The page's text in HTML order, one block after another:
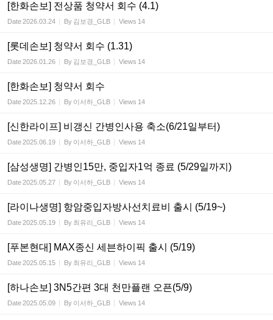
[한화손보] 전상품 청약서 회수 (4.1)
Date2026.03.24 By 김보경_GLB Views 14
[롯데손보] 청약서 회수 (1.31)
Date2026.01.26 By 김보경_GLB Views 14
[한화손보] 청약서 회수
Date2025.12.26 By 이서하_GLB Views 14
[신한라이프] 비갱신 간병인사용 축소(6/21일부터)
Date2025.06.19 By 이서하_GLB Views 14
[삼성생명] 간병인15만, 중입자1억 종료 (5/29일까지)
Date2025.05.27 By 이서하_GLB Views 14
[라이나생명] 항암중입자방사선치료비 출시 (5/19~)
Date2025.05.19 By 최유리_GLB Views 14
[푸본현대] MAX종신 세븐하이픽 출시 (5/19)
Date2025.05.15 By 최유리_GLB Views 14
[하나손보] 3N5간편 3대 천만플랜 오픈(5/9)
Date2025.05.09 By 이서하_GLB Views 14